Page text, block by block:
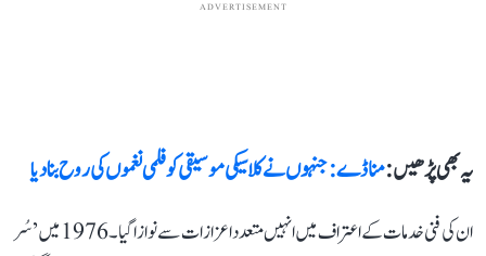
ADVERTISEMENT
یہ بھی پڑھیں :منا ڈے: جنہوں نے کلاسیکی موسیقی کو فلمی نغموں کی روح بنا دیا
ان کی فنی خدمات کے اعتراف میں انہیں متعدد اعزازات سے نوازا گیا۔ 1976 میں ’سُر